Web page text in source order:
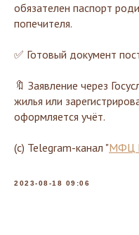
обязателен паспорт
попечителя.
✅ Готовый документ
🔖 Заявление через
жилья или
оформляется учёт.
(с) Telegram-канал "МФЦ
2023-08-18 09:06